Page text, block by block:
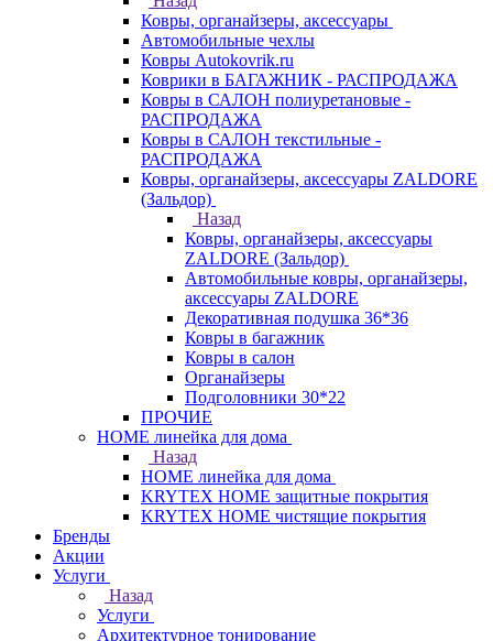
Ковры, органайзеры, аксессуары
Автомобильные чехлы
Ковры Autokovrik.ru
Коврики в БАГАЖНИК - РАСПРОДАЖА
Ковры в САЛОН полиуретановые -
РАСПРОДАЖА
Ковры в САЛОН текстильные -
РАСПРОДАЖА
Ковры, органайзеры, аксессуары ZALDORE
(Зальдор)
Назад
Ковры, органайзеры, аксессуары
ZALDORE (Зальдор)
Автомобильные ковры, органайзеры,
аксессуары ZALDORE
Декоративная подушка 36*36
Ковры в багажник
Ковры в салон
Органайзеры
Подголовники 30*22
ПРОЧИЕ
HOME линейка для дома
Назад
HOME линейка для дома
KRYTEX HOME защитные покрытия
KRYTEX HOME чистящие покрытия
Бренды
Акции
Услуги
Назад
Услуги
Архитектурное тонирование